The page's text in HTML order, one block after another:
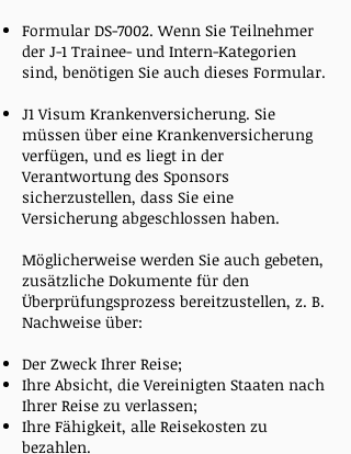
Formular DS-7002. Wenn Sie Teilnehmer
der J-1 Trainee- und Intern-Kategorien
sind, benötigen Sie auch dieses Formular.
J1 Visum Krankenversicherung. Sie
müssen über eine Krankenversicherung
verfügen, und es liegt in der
Verantwortung des Sponsors
sicherzustellen, dass Sie eine
Versicherung abgeschlossen haben.
Möglicherweise werden Sie auch gebeten,
zusätzliche Dokumente für den
Überprüfungsprozess bereitzustellen, z. B.
Nachweise über:
Der Zweck Ihrer Reise;
Ihre Absicht, die Vereinigten Staaten nach
Ihrer Reise zu verlassen;
Ihre Fähigkeit, alle Reisekosten zu
bezahlen.